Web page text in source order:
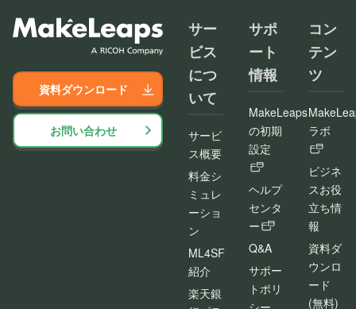
資料ダウンロード
お問い合わせ
サー
ビス
につ
いて
サービ
ス概要
料金シ
ミュレ
ーショ
ン
ML4SF
紹介
楽天銀
サポ
ート
情報
MakeLeaps
の初期
設定
ヘルプ
センタ
ー
Q&A
サポー
トポリ
コン
テン
ツ
ラボ
ビジネ
スお役
立ち情
報
資料ダ
ウンロ
ード
(無料)